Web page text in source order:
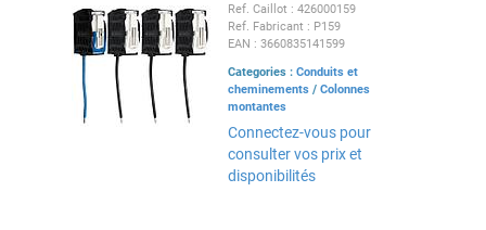
Intensité limitée à 60A.
Ref. Caillot : 426000159
Ref. Fabricant : P159
EAN : 3660835141599
Categories : Conduits et
cheminements / Colonnes
montantes
Connectez-vous pour
consulter vos prix et
disponibilités